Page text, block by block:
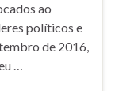
ao
políticos e
de 2016,
…